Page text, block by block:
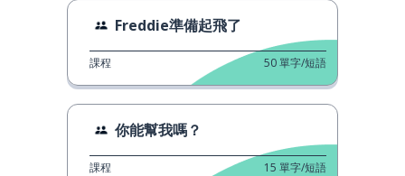
Freddie準備起飛了
課程 50單字/短語
你能幫我嗎？
課程 15 單字/短語